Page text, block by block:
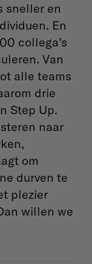
sneller en
En
collega’s
Van
alle teams
drie
Step Up.
naar
om
durven te
plezier
willen we